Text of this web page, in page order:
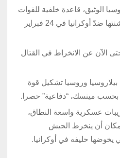
الوثيق، قاعدة خلفية للقوات
الروسية في الحرب التي شنتها ضدّ أوكرانيا في 24 فبراير
الآن عن الانخراط في القتال
وروسيا تشكيل قوة
مينسك، “دفاعية” حصرا.
عسكرية واسعة النطاق،
أن ينخرط الجيش
يخوضها حليفه في أوكرانيا.